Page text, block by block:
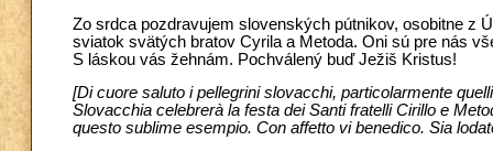
Zo srdca pozdravujem slovenských pútnikov, osobitne z
sviatok svätých bratov Cyrila a Metoda. Oni sú pre nás
S láskou vás žehnám. Pochválený buď Ježiš Kristus!
[Di cuore saluto i pellegrini slovacchi, particolarmente
Slovacchia celebrerà la festa dei Santi fratelli Cirillo e
questo sublime esempio. Con affetto vi benedico. Sia